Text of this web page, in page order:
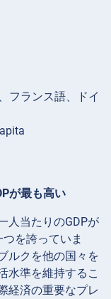
フランス語、ドイ
が最も高い
人当たりのGDPが
を誇っていま
ルクを他の国々を
水準を維持するこ
経済の重要なプレ